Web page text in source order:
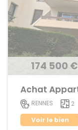
174 500 €
RENNES 2
Voir le bien